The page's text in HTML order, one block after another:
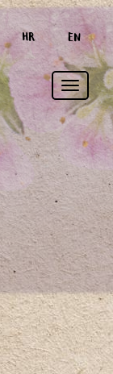
HR EN
Toggle